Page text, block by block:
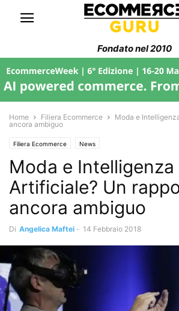
Fondato nel 2010
Home Filiera Ecommerce
Moda e
ancora ambiguo
Filiera Ecommerce News
Moda e Intelligenza
Artificiale? Un
ancora ambiguo
Di Angelica Maftei - 14 Febbraio 2018